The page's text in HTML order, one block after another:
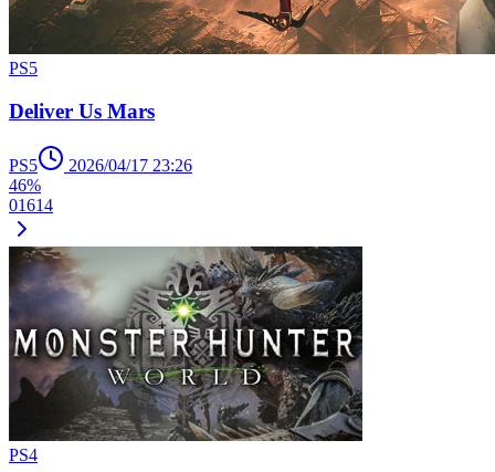
PS5
Deliver Us Mars
PS5
2026/04/17 23:26
46%
01614
PS4